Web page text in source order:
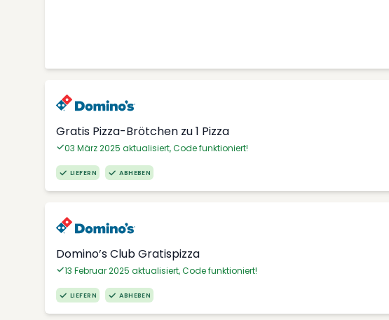
Gratis Pizza-Brötchen zu 1 Pizza
03 März 2025 aktualisiert, Code funktioniert!
LIEFERN ABHEBEN
Domino’s Club Gratispizza
13 Februar 2025 aktualisiert, Code funktioniert!
LIEFERN ABHEBEN